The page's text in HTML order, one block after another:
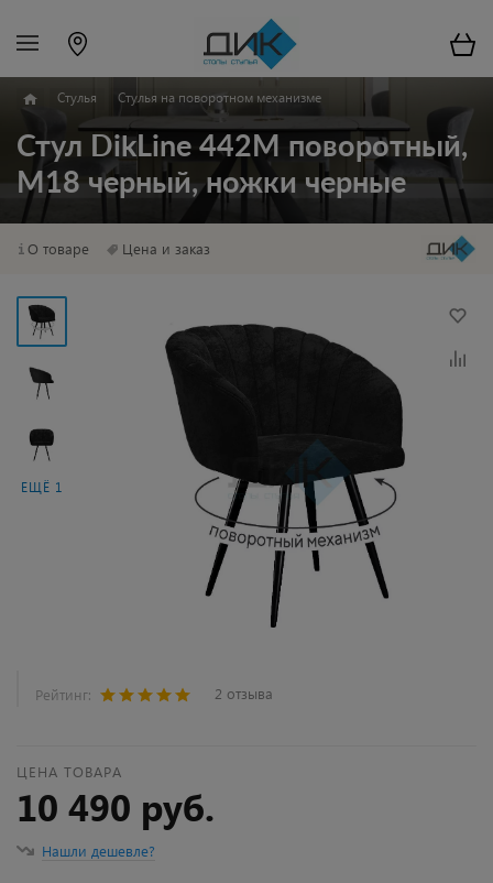
Стулья Стулья на поворотном механизме
Стул DikLine 442М поворотный,
M18 черный, ножки черные
О товаре Цена и заказ
ЕЩЁ 1
Рейтинг: 2 отзыва
ЦЕНА ТОВАРА
10 490 руб.
Нашли дешевле?